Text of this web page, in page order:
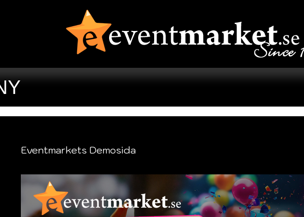
Eventmarkets Demosida